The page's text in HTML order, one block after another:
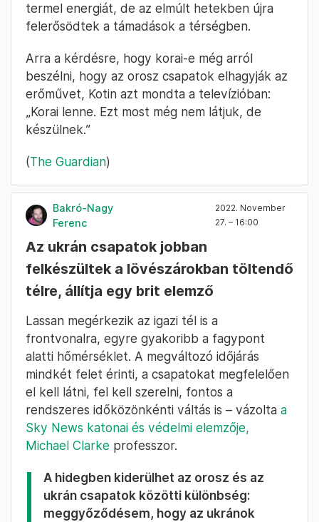
termel energiát, de az elmúlt hetekben újra
felerősödtek a támadások a térségben.
Arra a kérdésre, hogy korai-e még arról
beszélni, hogy az orosz csapatok elhagyják az
erőművet, Kotin azt mondta a televízióban:
„Korai lenne. Ezt most még nem látjuk, de
készülnek.”
(The Guardian)
Bakró-Nagy
Ferenc
2022. November
27. – 16:00
Az ukrán csapatok jobban
felkészültek a lövészárokban töltendő
télre, állítja egy brit elemző
Lassan megérkezik az igazi tél is a
frontvonalra, egyre gyakoribb a fagypont
alatti hőmérséklet. A megváltozó időjárás
mindkét felet érinti, a csapatokat megfelelően
el kell látni, fel kell szerelni, fontos a
rendszeres időközönkénti váltás is – vázolta a
Sky News katonai és védelmi elemzője,
Michael Clarke professzor.
A hidegben kiderülhet az orosz és az
ukrán csapatok közötti különbség:
meggyőződésem, hogy az ukránok